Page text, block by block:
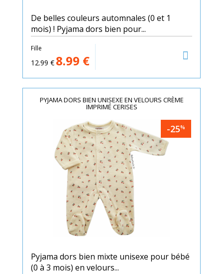
De belles couleurs automnales (0 et 1
mois) ! Pyjama dors bien pour...
Fille
12.99 € 8.99 €
PYJAMA DORS BIEN UNISEXE EN VELOURS CRÈME
IMPRIMÉ CERISES
-25%
Pyjama dors bien mixte unisexe pour bébé
(0 à 3 mois) en velours...